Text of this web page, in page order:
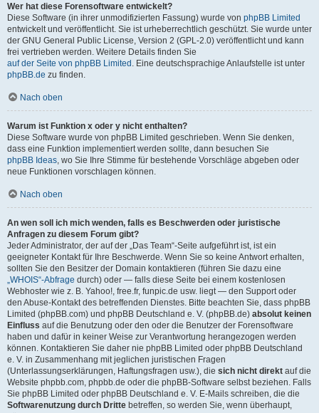
Wer hat diese Forensoftware entwickelt?
Diese Software (in ihrer unmodifizierten Fassung) wurde von phpBB Limited
entwickelt und veröffentlicht. Sie ist urheberrechtlich geschützt. Sie wurde unter
der GNU General Public License, Version 2 (GPL-2.0) veröffentlicht und kann
frei vertrieben werden. Weitere Details finden Sie
auf der Seite von phpBB Limited . Eine deutschsprachige Anlaufstelle ist unter
phpBB.de zu finden.
Nach oben
Warum ist Funktion x oder y nicht enthalten?
Diese Software wurde von phpBB Limited geschrieben. Wenn Sie denken,
dass eine Funktion implementiert werden sollte, dann besuchen Sie
phpBB Ideas, wo Sie Ihre Stimme für bestehende Vorschläge abgeben oder
neue Funktionen vorschlagen können.
Nach oben
An wen soll ich mich wenden, falls es Beschwerden oder juristische
Anfragen zu diesem Forum gibt?
Jeder Administrator, der auf der „Das Team“-Seite aufgeführt ist, ist ein
geeigneter Kontakt für Ihre Beschwerde. Wenn Sie so keine Antwort erhalten,
sollten Sie den Besitzer der Domain kontaktieren (führen Sie dazu eine
„WHOIS“-Abfrage durch) oder — falls diese Seite bei einem kostenlosen
Webhoster wie z. B. Yahoo!, free.fr, funpic.de usw. liegt — den Support oder
den Abuse-Kontakt des betreffenden Dienstes. Bitte beachten Sie, dass phpBB
Limited (phpBB.com) und phpBB Deutschland e. V. (phpBB.de) absolut keinen
Einfluss auf die Benutzung oder den oder die Benutzer der Forensoftware
haben und dafür in keiner Weise zur Verantwortung herangezogen werden
können. Kontaktieren Sie daher nie phpBB Limited oder phpBB Deutschland
e. V. in Zusammenhang mit jeglichen juristischen Fragen
(Unterlassungserklärungen, Haftungsfragen usw.), die sich nicht direkt auf die
Website phpbb.com, phpbb.de oder die phpBB-Software selbst beziehen. Falls
Sie phpBB Limited oder phpBB Deutschland e. V. E-Mails schreiben, die die
Softwarenutzung durch Dritte betreffen, so werden Sie, wenn überhaupt,